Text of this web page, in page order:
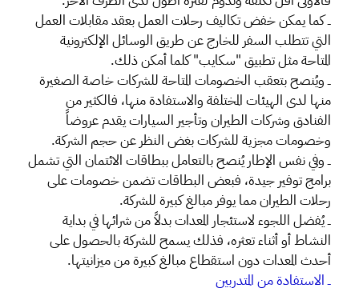
ــ كما يمكن خفض تكاليف رحلات العمل بعقد مقابلات العمل
التي تتطلب السفر للخارج عن طريق الوسائل الإلكترونية
المتاحة مثل تطبيق "سكايب" كلما أمكن ذلك.
ــ ويُنصح بتعقب الخصومات المتاحة للشركات خاصة الصغيرة
منها لدى الهيئات المختلفة والاستفادة منها، فالكثير من
الفنادق وشركات الطيران وتأجير السيارات يقدم عروضاً
وخصومات مجزية للشركات بغض النظر عن حجم الشركة.
ــ وفي نفس الإطار يُنصح بالتعامل ببطاقات الائتمان التي تشمل
برامج توفير جيدة، فبعض البطاقات تضمن خصومات على
رحلات الطيران مما يوفر مبالغ كبيرة للشركة.
ــ يُفضل اللجوء لاستئجار المعدات بدلاً من شرائها في بداية
النشاط أو أثناء تعثره، فذلك يسمح للشركة بالحصول على
أحدث المعدات دون استقطاع مبالغ كبيرة من ميزانيتها.
ــ الاستفادة من المتدربين